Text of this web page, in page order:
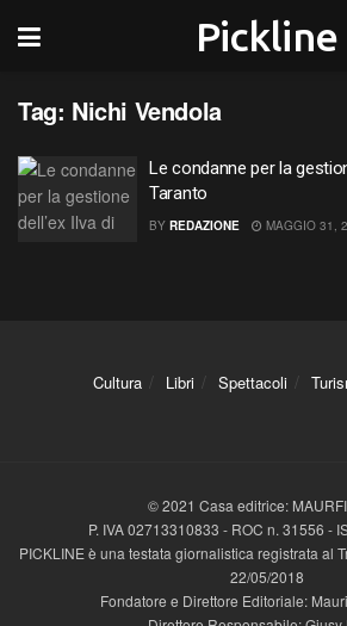
Pickline
Tag: Nichi Vendola
Le condanne per la
Taranto
BY REDAZIONE MAGGIO 31,
Cultura Libri Spettacoli
© 2021 Casa editrice:
P. IVA 02713310833 - ROC n. 31556 -
PICKLINE è una testata giornalistica registrata al
22/05/2018
Fondatore e Direttore Editoriale: